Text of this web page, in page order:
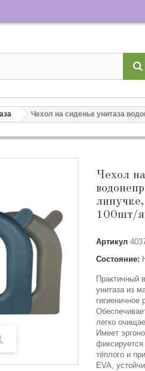
Чехол на сиденье унитаза
Чехол
100шт/
Артикул
Состояние:
Практичный
унитаза из
легко
Имеет
тёплого и
EVA,